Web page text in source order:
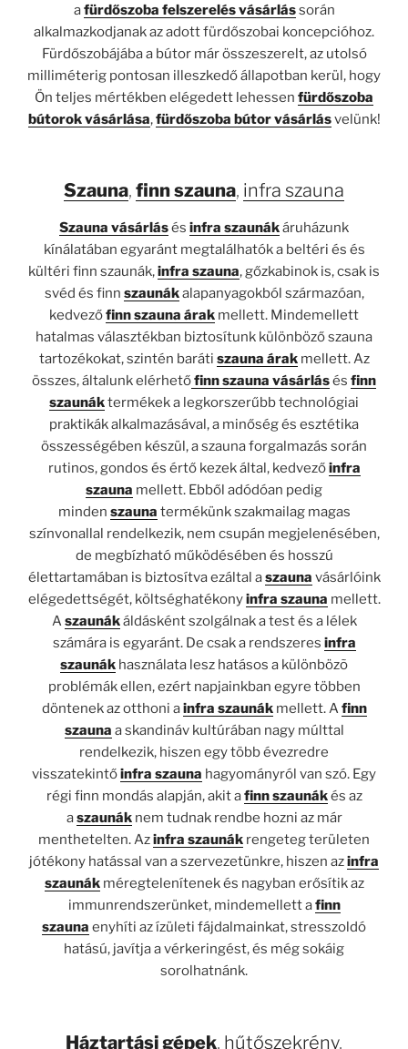
afürdőszoba felszerelés vásárlássorán
alkalmazkodjanak az adott fürdőszobai koncepcióhoz.
Fürdőszobájába a bútor már összeszerelt, az utolsó
milliméterig pontosan illeszkedő állapotban kerül, hogy
Ön teljes mértékben elégedett lehessen fürdőszoba
bútorok vásárlása,fürdőszoba bútor vásárlásvelünk!
Szauna, finn szauna, infra szauna
Szauna vásárlásés infra szaunákáruházunk
kínálatában egyaránt megtalálhatók a beltéri és és
kültéri finn szaunák,infra szauna, gőzkabinok is, csak is
svéd és finn szaunákalapanyagokból származóan,
kedvezőfinn szauna árak mellett. Mindemellett
hatalmas választékban biztosítunk különböző szauna
tartozékokat, szintén baráti szauna árakmellett. Az
összes, általunk elérhetőfinn szauna vásárlásés finn
szaunáktermékek a legkorszerűbb technológiai
praktikák alkalmazásával, a minőség és esztétika
összességében készül, a szauna forgalmazás során
rutinos, gondos és értő kezek által, kedvezőinfra
szauna mellett. Ebből adódóan pedig
minden szauna termékünk szakmailag magas
színvonallal rendelkezik, nem csupán megjelenésében,
de megbízható működésében és hosszú
élettartamában is biztosítva ezáltal aszauna vásárlóink
elégedettségét, költséghatékonyinfra szauna mellett.
Aszaunákáldásként szolgálnak a test és a lélek
számára is egyaránt. De csak a rendszeres infra
szaunák használata lesz hatásos a különbözõ
problémák ellen, ezért napjainkban egyre többen
döntenek az otthoni ainfra szaunákmellett. Afinn
szauna a skandináv kultúrában nagy múlttal
rendelkezik, hiszen egy több évezredre
visszatekintőinfra szauna hagyományról van szó. Egy
régi finn mondás alapján, akit afinn szaunákés az
aszaunáknem tudnak rendbe hozni az már
menthetelten. Azinfra szaunák rengeteg területen
jótékony hatással van a szervezetünkre, hiszen azinfra
szaunákméregtelenítenek és nagyban erősítik az
immunrendszerünket, mindemellett afinn
szauna enyhíti az ízületi fájdalmainkat, stresszoldó
hatású, javítja a vérkeringést, és még sokáig
sorolhatnánk.
Háztartási gépek, hűtőszekrény,